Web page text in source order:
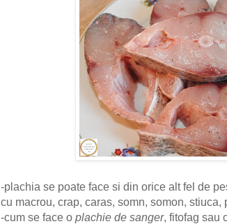
-plachia se poate face si din orice alt fel de
cu macrou, crap, caras, somn, somon, stiuca,
-cum se face o plachie de sanger, fitofag sau